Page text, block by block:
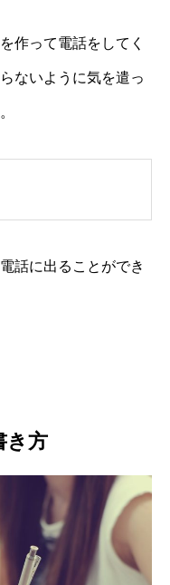
作って電話をしてく
ないように気を遣っ
話に出ることができ
き方